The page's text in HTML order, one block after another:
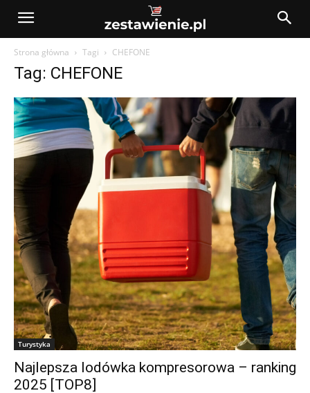
Strona główna Tagi CHEFONE
Tag: CHEFONE
Turystyka
Najlepsza lodówka kompresorowa – ranking
2025 [TOP8]